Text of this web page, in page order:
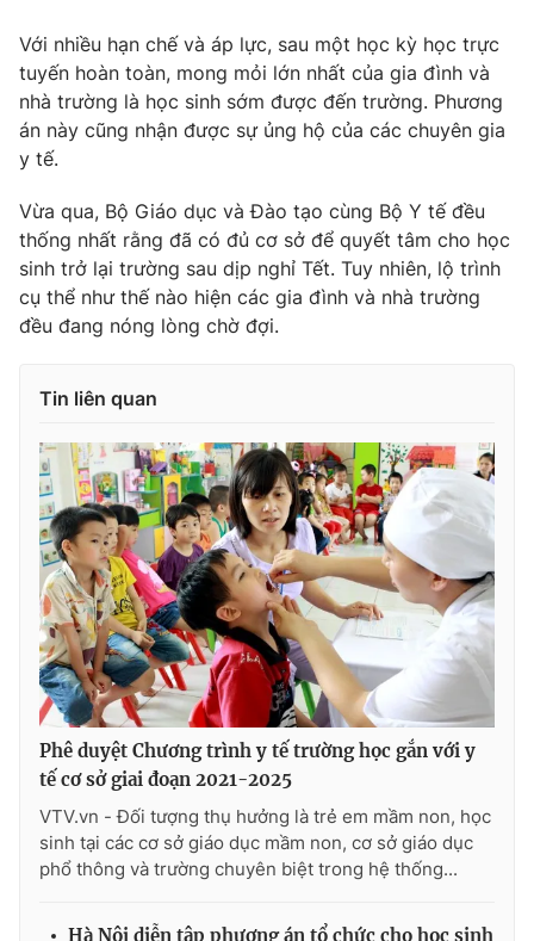
VTV Money VTV Thể thao
VTV Sức khoẻ Bất động sản
VTV4 Vươn mình bằng AI
VTV9 VTV8
Liên hệ tòa soạn
THỜI BÁO VTV
Theo dõi báo trên
Cơ quan chủ quản:Đài Truyền hình Việt Nam
Cơ quan báo chí:
Thời báo VTV
Giấy phép hoạt động báo in và báo điện tử số 483/GP-BTTTT
cấp ngày 29/12/2023
Tổng Biên tập:Vũ Thanh Thủy
Phó Tổng Biên tập:Nguyễn Thị Mỹ Hạnh, Phạm Quốc Thắng,
024.38 355 931 - 024.38 355 932
Với nhiều hạn chế và áp lực, sau một học kỳ học trực
tuyến hoàn toàn, mong mỏi lớn nhất của gia đình và
nhà trường là học sinh sớm được đến trường. Phương
án này cũng nhận được sự ủng hộ của các chuyên gia
y tế.
Vừa qua, Bộ Giáo dục và Đào tạo cùng Bộ Y tế đều
thống nhất rằng đã có đủ cơ sở để quyết tâm cho học
sinh trở lại trường sau dịp nghỉ Tết. Tuy nhiên, lộ trình
cụ thể như thế nào hiện các gia đình và nhà trường
đều đang nóng lòng chờ đợi.
Tin liên quan
Phê duyệt Chương trình y tế trường học gắn với y
tế cơ sở giai đoạn 2021-2025
VTV.vn - Đối tượng thụ hưởng là trẻ em mầm non, học
sinh tại các cơ sở giáo dục mầm non, cơ sở giáo dục
phổ thông và trường chuyên biệt trong hệ thống...
Hà Nội diễn tập phương án tổ chức cho học sinh